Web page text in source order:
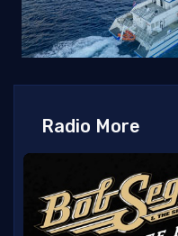
Radio More